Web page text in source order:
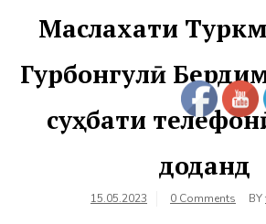
Маслахати
Гурбонгулӣ
суҳбати
доданд
15.05.2023 0 Comments BY